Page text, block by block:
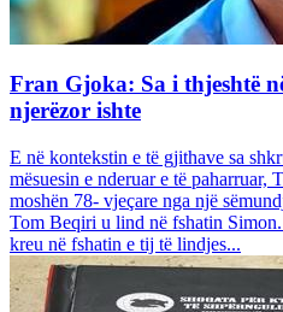
Fran Gjoka: Sa i thjeshtë
njerëzor ishte
E në kontekstin e të gjithave sa
mësuesin e nderuar e të
moshën 78- vjeçare nga një
Tom Beqiri u lind në fshatin
kreu në fshatin e tij të lindjes...